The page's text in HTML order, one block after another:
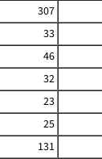
307
33
46
32
23
25
131